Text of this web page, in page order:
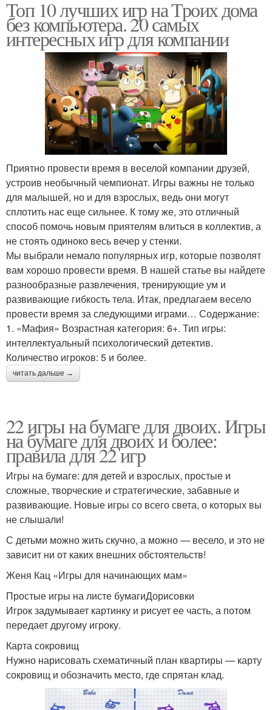
Топ 10 лучших игр на Троих дома
без компьютера. 20 самых
интересных игр для компании
Приятно провести время в веселой компании друзей,
устроив необычный чемпионат. Игры важны не только
для малышей, но и для взрослых, ведь они могут
сплотить нас еще сильнее. К тому же, это отличный
способ помочь новым приятелям влиться в коллектив, а
не стоять одиноко весь вечер у стенки.
Мы выбрали немало популярных игр, которые позволят
вам хорошо провести время. В нашей статье вы найдете
разнообразные развлечения, тренирующие ум и
развивающие гибкость тела. Итак, предлагаем весело
провести время за следующими играми… Содержание:
1. «Мафия» Возрастная категория: 6+. Тип игры:
интеллектуальный психологический детектив.
Количество игроков: 5 и более.
читать дальше →
22 игры на бумаге для двоих. Игры
на бумаге для двоих и более:
правила для 22 игр
Игры на бумаге: для детей и взрослых, простые и
сложные, творческие и стратегические, забавные и
развивающие. Новые игры со всего света, о которых вы
не слышали!
С детьми можно жить скучно, а можно — весело, и это не
зависит ни от каких внешних обстоятельств!
Женя Кац «Игры для начинающих мам»
Простые игры на листе бумагиДорисовки
Игрок задумывает картинку и рисует ее часть, а потом
передает другому игроку.
Карта сокровищ
Нужно нарисовать схематичный план квартиры — карту
сокровищ и обозначить место, где спрятан клад.